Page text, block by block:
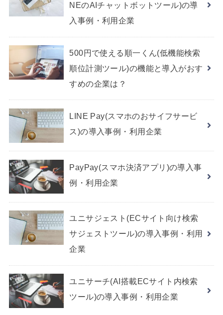
NEのAIチャットボットツール)の導
入事例・利用企業
500円で使える順一くん(低機能検索
順位計測ツール)の機能と導入がおす
すめの企業は？
LINE Pay(スマホのおサイフサービ
ス)の導入事例・利用企業
PayPay(スマホ決済アプリ)の導入事
例・利用企業
ユニサジェスト(ECサイト向け検索
サジェストツール)の導入事例・利用
企業
ユニサーチ(AI搭載ECサイト内検索
ツール)の導入事例・利用企業